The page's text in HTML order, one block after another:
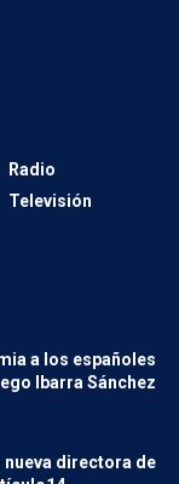
Radio
Televisión
a los españoles
Ibarra Sánchez
nueva directora de